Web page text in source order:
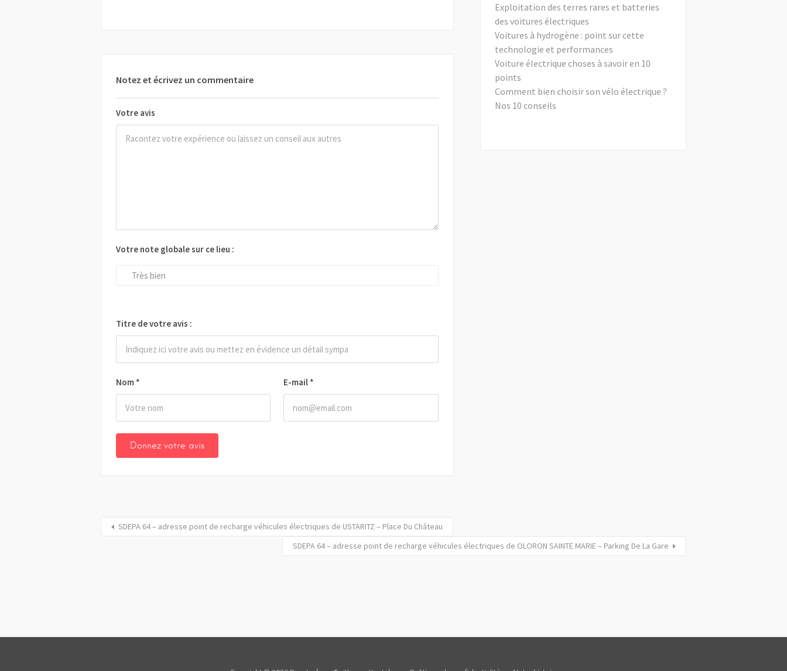
Notez et écrivez un commentaire
Votre avis
Nom * E-mail *
Votre note globale sur ce lieu :
Très bien
Titre de votre avis :
Exploitation des terres rares et batteries
des voitures électriques
Voitures à hydrogène : point sur cette
technologie et performances
Voiture électrique choses à savoir en 10
points
Comment bien choisir son vélo électrique ?
Nos 10 conseils
SDEPA 64 – adresse point de recharge véhicules électriques de USTARITZ – Place Du Château
SDEPA 64 – adresse point de recharge véhicules électriques de OLORON SAINTE MARIE – Parking De La Gare